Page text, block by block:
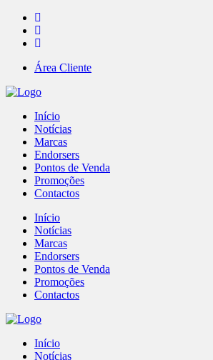
Área Cliente
Início
Notícias
Marcas
Endorsers
Pontos de Venda
Promoções
Contactos
Início
Notícias
Marcas
Endorsers
Pontos de Venda
Promoções
Contactos
Início
Notícias